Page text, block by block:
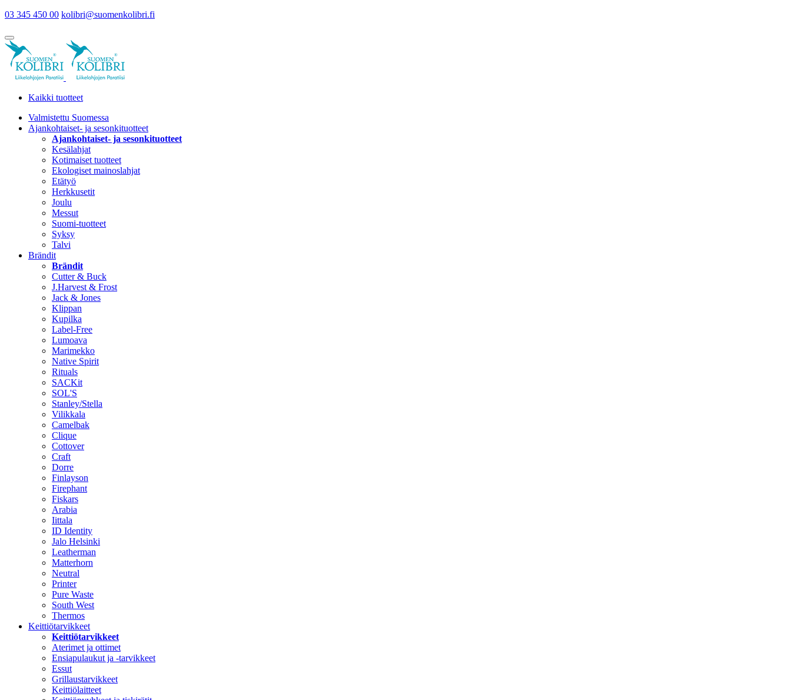
03 345 450 00 kolibri@suomenkolibri.fi
Kaikki tuotteet
Valmistettu Suomessa
Ajankohtaiset- ja sesonkituotteet
Ajankohtaiset- ja sesonkituotteet
Kesälahjat
Kotimaiset tuotteet
Ekologiset mainoslahjat
Etätyö
Herkkusetit
Joulu
Messut
Suomi-tuotteet
Syksy
Talvi
Brändit
Brändit
Cutter & Buck
J.Harvest & Frost
Jack & Jones
Klippan
Kupilka
Label-Free
Lumoava
Marimekko
Native Spirit
Rituals
SACKit
SOL'S
Stanley/Stella
Vilikkala
Camelbak
Clique
Cottover
Craft
Dorre
Finlayson
Firephant
Fiskars
Arabia
Iittala
ID Identity
Jalo Helsinki
Leatherman
Matterhorn
Neutral
Printer
Pure Waste
South West
Thermos
Keittiötarvikkeet
Keittiötarvikkeet
Aterimet ja ottimet
Ensiapulaukut ja -tarvikkeet
Essut
Grillaustarvikkeet
Keittiölaitteet